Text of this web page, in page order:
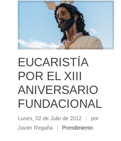
EUCARISTÍA
POR EL XIII
ANIVERSARIO
FUNDACIONAL
Lunes, 02 de Julio de 2012 |
por
Javier Regaña
| Prendimiento